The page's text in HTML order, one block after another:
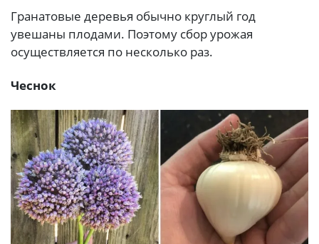
Гранатовые деревья обычно круглый год
увешаны плодами. Поэтому сбор урожая
осуществляется по несколько раз.
Чеснок